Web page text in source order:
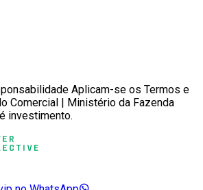
Aplicam-se os Termos e
Comercial | Ministério da Fazenda
investimento.